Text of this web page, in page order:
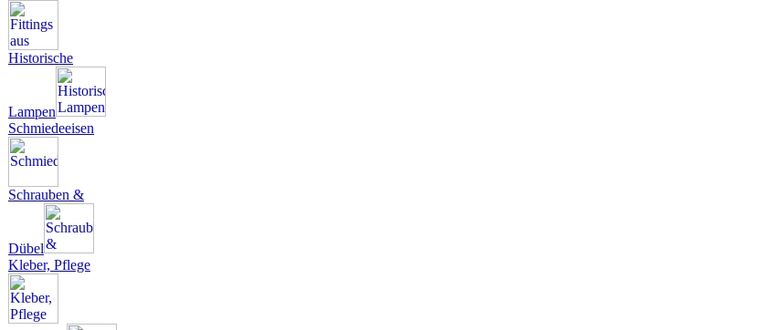
Historische
Lampen
Schmiedeeisen
Schrauben &
Dübel
Kleber, Pflege